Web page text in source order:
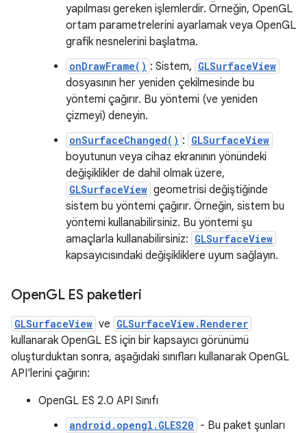
yapılması gereken işlemlerdir. Örneğin, OpenGL
ortam parametrelerini ayarlamak veya OpenGL
grafik nesnelerini başlatma.
onDrawFrame() : Sistem, GLSurfaceView
dosyasının her yeniden çekilmesinde bu
yöntemi çağırır. Bu yöntemi (ve yeniden
çizmeyi) deneyin.
onSurfaceChanged() : GLSurfaceView
boyutunun veya cihaz ekranının yönündeki
değişiklikler de dahil olmak üzere,
GLSurfaceView geometrisi değiştiğinde
sistem bu yöntemi çağırır. Örneğin, sistem bu
yöntemi kullanabilirsiniz. Bu yöntemi şu
amaçlarla kullanabilirsiniz: GLSurfaceView
kapsayıcısındaki değişikliklere uyum sağlayın.
OpenGL ES paketleri
GLSurfaceView ve GLSurfaceView.Renderer
kullanarak OpenGL ES için bir kapsayıcı görünümü
oluşturduktan sonra, aşağıdaki sınıfları kullanarak OpenGL
API'lerini çağırın:
OpenGL ES 2.0 API Sınıfı
android.opengl.GLES20 - Bu paket şunları